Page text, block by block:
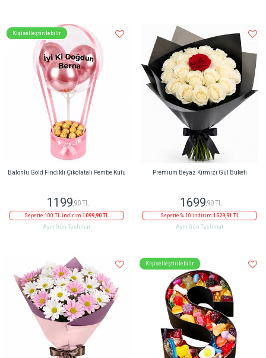
Kişiselleştirilebilir
Balonlu Gold Fındıklı Çikolatalı Pembe Kutu
1199,90 TL
Sepette 100 TL indirim 1099,90 TL
Aynı Gün Teslimat
Premium Beyaz Kırmızı Gül Buketi
1699,90 TL
Sepette % 10 indirim 1529,91 TL
Aynı Gün Teslimat
Kişiselleştirilebilir